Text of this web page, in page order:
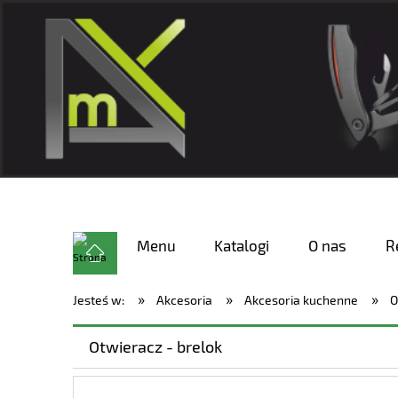
Menu Katalogi O nas
Jesteś w: » Akcesoria » Akcesoria kuchenne »
Otwieracz - brelok